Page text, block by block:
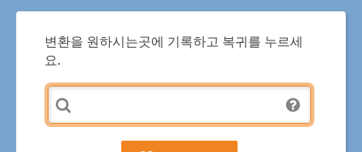
변환을 원하시는곳에 기록하고 복귀를 누르세
요.